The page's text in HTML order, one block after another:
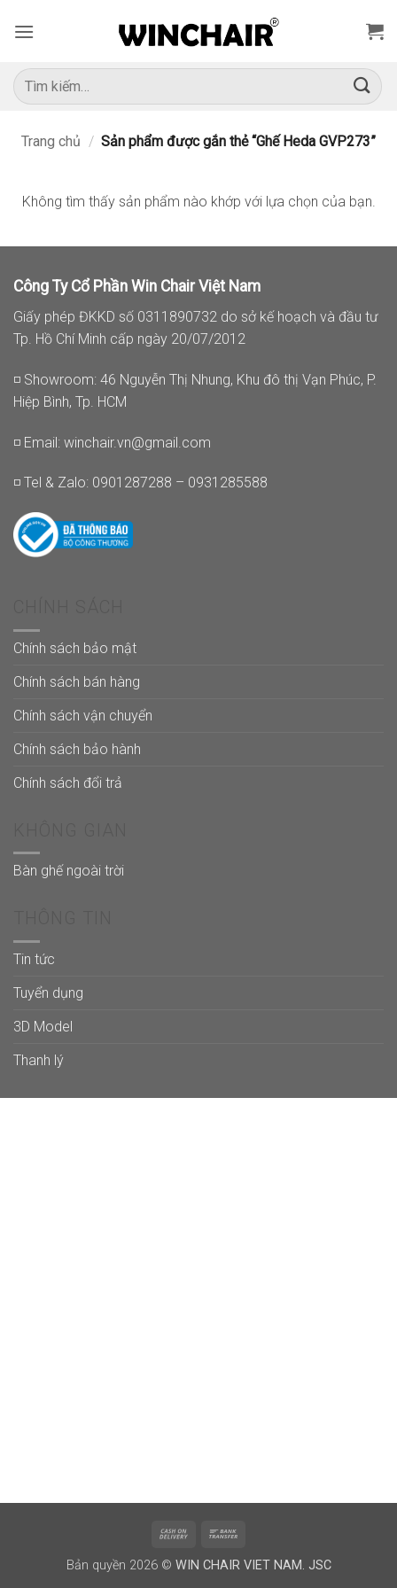
qua
dung
Tìm
kiếm:
Trang chủ / Sản phẩm được gắn thẻ “Ghế Heda GVP273”
Không tìm thấy sản phẩm nào khớp với lựa chọn của bạn.
Công Ty Cổ Phần Win Chair Việt Nam
Giấy phép ĐKKD số 0311890732 do sở kế hoạch và đầu tư
Tp. Hồ Chí Minh cấp ngày 20/07/2012
◽ Showroom: 46 Nguyễn Thị Nhung, Khu đô thị Vạn Phúc, P.
Hiệp Bình, Tp. HCM
◽ Email: winchair.vn@gmail.com
◽ Tel & Zalo: 0901287288 – 0931285588
Chính sách bảo mật
Chính sách bán hàng
Chính sách vận chuyển
Chính sách bảo hành
Chính sách đổi trả
Bàn ghế ngoài trời
Tin tức
Tuyển dụng
3D Model
Thanh lý
Cash
Delivery
Bản quyền 2026 © WIN CHAIR VIET NAM. JSC